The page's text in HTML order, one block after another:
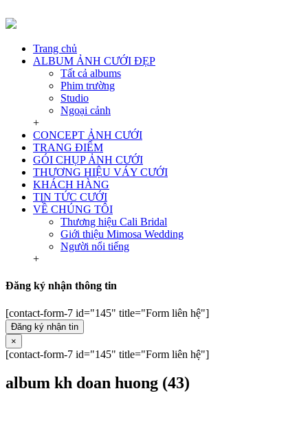
Trang chủ
ALBUM ẢNH CƯỚI ĐẸP
Tất cả albums
Phim trường
Studio
Ngoại cảnh
+
CONCEPT ẢNH CƯỚI
TRANG ĐIỂM
GÓI CHỤP ẢNH CƯỚI
THƯƠNG HIỆU VÁY CƯỚI
KHÁCH HÀNG
TIN TỨC CƯỚI
VỀ CHÚNG TÔI
Thương hiệu Cali Bridal
Giới thiệu Mimosa Wedding
Người nổi tiếng
+
Đăng ký nhận thông tin
[contact-form-7 id="145" title="Form liên hệ"]
Đăng ký nhận tin
×
[contact-form-7 id="145" title="Form liên hệ"]
album kh doan huong (43)